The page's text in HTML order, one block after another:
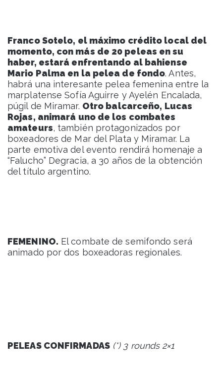
Franco Sotelo, el máximo crédito local del
momento, con más de 20 peleas en su
haber, estará enfrentando al bahiense
Mario Palma en la pelea de fondo. Antes,
habrá una interesante pelea femenina entre la
marplatense Sofía Aguirre y Ayelén Encalada,
púgil de Miramar. Otro balcarceño, Lucas
Rojas, animará uno de los combates
amateurs, también protagonizados por
boxeadores de Mar del Plata y Miramar. La
parte emotiva del evento rendirá homenaje a
“Falucho” Degracia, a 30 años de la obtención
del título argentino.
FEMENINO. El combate de semifondo será
animado por dos boxeadoras regionales.
PELEAS CONFIRMADAS (*) 3 rounds 2×1